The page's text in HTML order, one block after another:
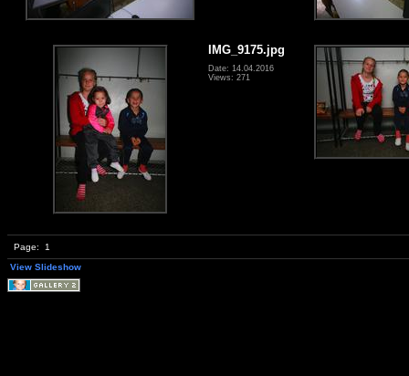
IMG_9175.jpg
Date: 14.04.2016
Views: 271
Page:
1
View Slideshow